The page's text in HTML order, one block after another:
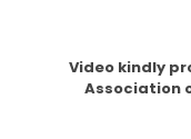
Video kindly
Association